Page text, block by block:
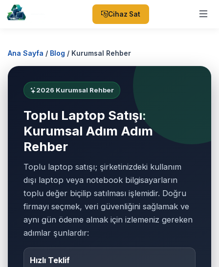
Cihaz Sat
Ana Sayfa / Blog / Kurumsal Rehber
2026 Kurumsal Rehber
Toplu Laptop Satışı:
Kurumsal Adım Adım
Rehber
Toplu laptop satışı; şirketinizdeki kullanım
dışı laptop veya notebook bilgisayarların
toplu değer biçilip satılması işlemidir. Doğru
firmayı seçmek, veri güvenliğini sağlamak ve
aynı gün ödeme almak için izlemeniz gereken
adımlar şunlardır:
Hızlı Teklif